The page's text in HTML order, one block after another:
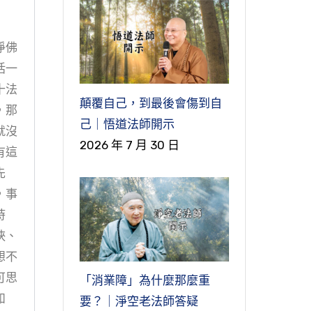
佛
一
法
那
沒
這
事
不
思
顛覆自己，到最後會傷到自
己｜悟道法師開示
2026 年 7 月 30 日
「消業障」為什麼那麼重
要？｜淨空老法師答疑